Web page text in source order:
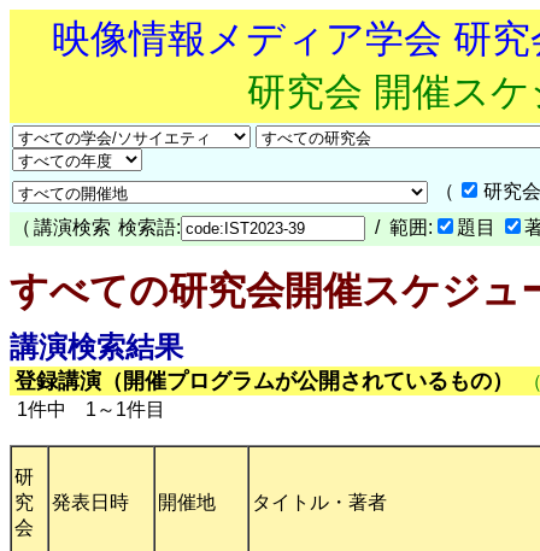
映像情報メディア学会 研
研究会 開催ス
（
研究
（ 講演検索 検索語: / 範囲: 題目
すべての研究会開催スケジュ
講演検索結果
登録講演（開催プログラムが公開されているもの）
1件中 1～1件目
研
究
会
発表日時 開催地 タイトル・著者